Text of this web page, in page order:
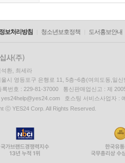
보처리방침 청소년보호정책 도서홍보안내
환, 최세라
울시 영등포구 은행로 11, 5층~6층(여의도동,일신
록번호 : 229-81-37000 통신판매업신고 : 제
yes24help@yes24.com 호스팅 서비스사업자 :
ⓒ YES24 Corp. All Rights Reserved.